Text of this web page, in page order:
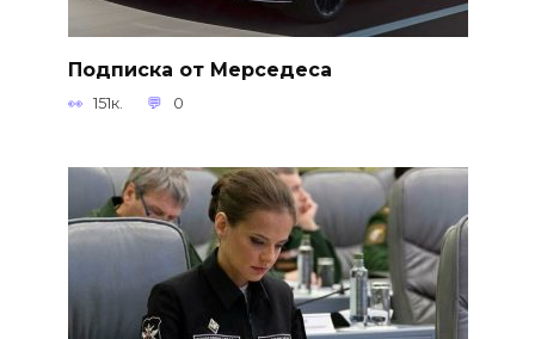
Подписка от Мерседеса
151к. 0